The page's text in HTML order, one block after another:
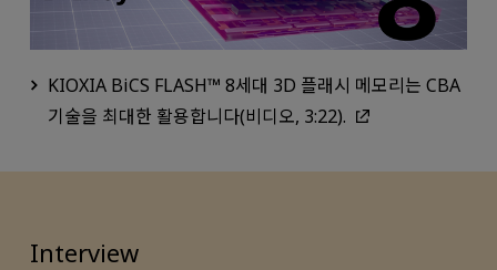
KIOXIA BiCS FLASH™ 8세대 3D 플래시 메모리는 CBA
기술을 최대한 활용합니다(비디오, 3:22).
Interview